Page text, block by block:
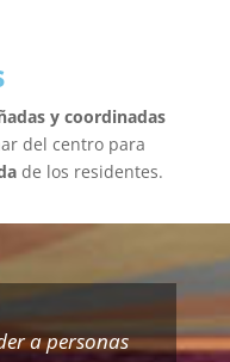
y coordinadas
del centro para
de los residentes.
a personas